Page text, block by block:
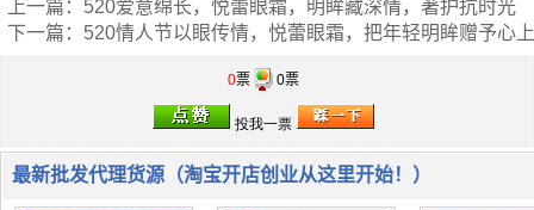
上一篇： 520爱意绵长，悦蕾眼霜，明眸藏深情，著护抗时光
下一篇： 520情人节以眼传情，悦蕾眼霜，把年轻明眸赠予心
0票 0票
最新批发代理货源（淘宝开店创业从这里开始！）